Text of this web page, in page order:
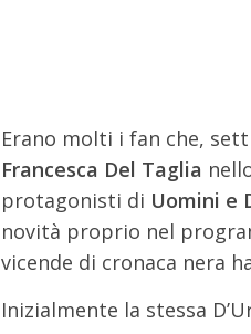
Erano molti i fan che,
Francesca Del Taglia
protagonisti di Uomini e
novità proprio nel
vicende di cronaca nera
Inizialmente la stessa